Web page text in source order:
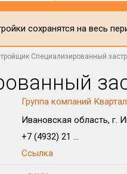
сохранятся на весь
Специализированный
Группа компаний Квартал
Ивановская область, г.
+7 (4932) 21 ...
Ссылка